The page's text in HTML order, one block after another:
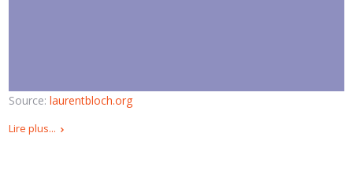
Source:laurentbloch.org
Lire plus...